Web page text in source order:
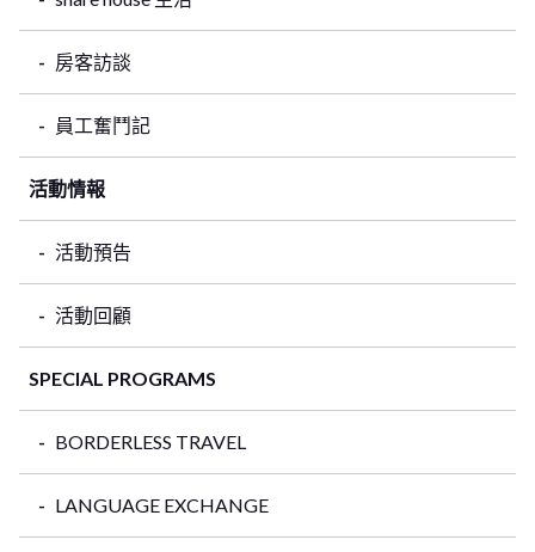
房客訪談
員工奮鬥記
活動情報
活動預告
活動回顧
SPECIAL PROGRAMS
BORDERLESS TRAVEL
LANGUAGE EXCHANGE